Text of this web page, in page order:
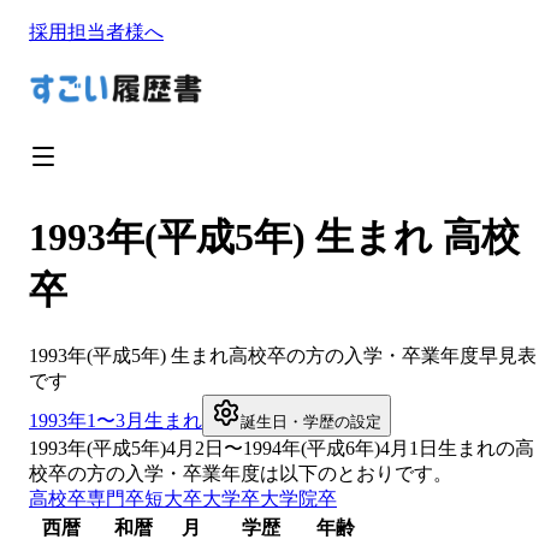
採用担当者様へ
1993年(平成5年) 生まれ 高校
卒
1993年(平成5年) 生まれ高校卒の方の入学・卒業年度早見表
です
1993年1〜3月生まれ 誕生日・学歴の設定
1993年(平成5年)4月 2 日〜1994年(平成6年)4月1日生まれの高
校卒の方の入学・卒業年度は以下のとおりです。
高校卒専門卒短大卒大学卒大学院卒
西暦
和暦 月 学歴
年齢